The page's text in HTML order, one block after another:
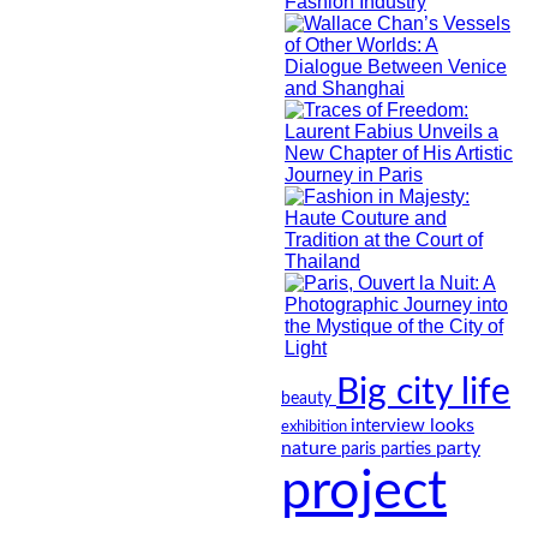
beauty Big city life
exhibition interview looks
nature paris parties party
project